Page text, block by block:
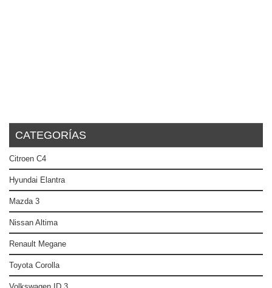
CATEGORÍAS
Citroen C4
Hyundai Elantra
Mazda 3
Nissan Altima
Renault Megane
Toyota Corolla